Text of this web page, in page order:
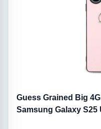
Guess Grained Big
Samsung Galaxy